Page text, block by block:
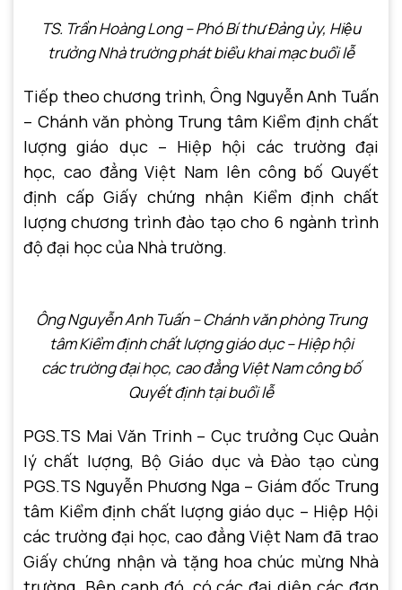
TS. Trần Hoàng Long – Phó Bí thư Đảng ủy, Hiệu
trưởng Nhà trườngphát biểu khai mạc buổi lễ
Tiếp theo chương trình, Ông Nguyễn Anh Tuấn
– Chánh văn phòng Trung tâm Kiểm định chất
lượng giáo dục – Hiệp hội các trường đại
học, cao đẳng Việt Nam lên công bố Quyết
định cấp Giấy chứng nhận Kiểm định chất
lượng chương trình đào tạo cho 6 ngành trình
độ đại học của Nhà trường.
Ông Nguyễn Anh Tuấn – Chánh văn phòng Trung
tâm Kiểm định chất lượng giáo dục – Hiệp hội
các trường đại học, cao đẳng Việt Nam công bố
Quyết địnhtại buổi lễ
PGS.TS Mai Văn Trinh – Cục trưởng Cục Quản
lý chất lượng, Bộ Giáo dục và Đào tạo cùng
PGS.TS Nguyễn Phương Nga – Giám đốc Trung
tâm Kiểm định chất lượng giáo dục – Hiệp Hội
các trường đại học, cao đẳng Việt Nam đã trao
Giấy chứng nhận và tặng hoa chúc mừng Nhà